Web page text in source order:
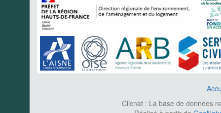
Clicnat : La base de données